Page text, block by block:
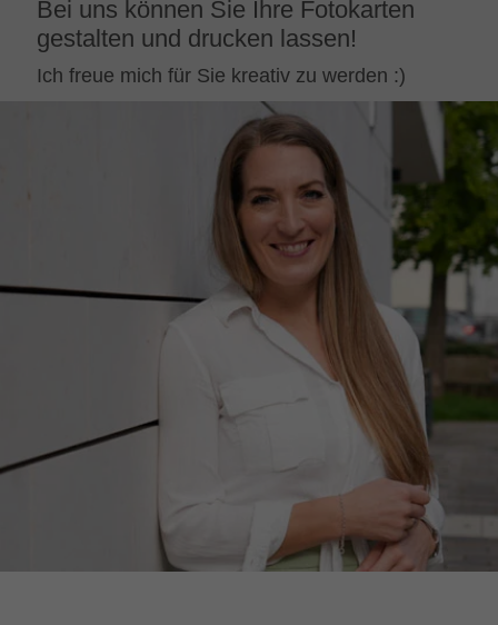
Bei uns können Sie Ihre Fotokarten
gestalten und drucken lassen!
Ich freue mich für Sie kreativ zu werden :)